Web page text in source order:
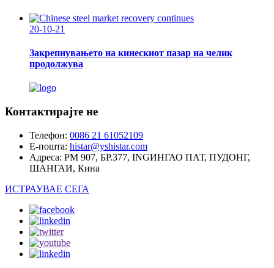
20-10-21
Закрепнувањето на кинескиот пазар на челик
продолжува
Контактирајте не
Телефон: 0086 21 61052109
Е-пошта: histar@yshistar.com
Адреса: РМ 907, БР.377, INGИНГАО ПАТ, ПУДОНГ,
ШАНГАИ, Кина
ИСТРАУВАЕ СЕГА